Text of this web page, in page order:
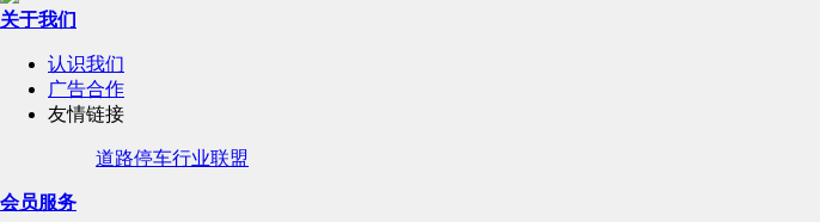
关于我们
认识我们
广告合作
友情链接
道路停车行业联盟
会员服务